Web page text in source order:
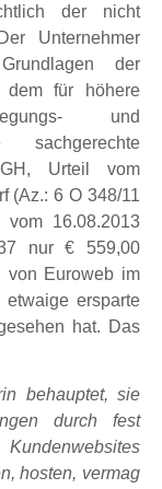
der nicht
Unternehmer
der
dem für höhere
und
sachgerechte
Urteil vom
(Az.: 6 O 348/11
16.08.2013
nur € 559,00
von Euroweb im
ersparte
hat. Das
behauptet, sie
durch fest
hosten, vermag